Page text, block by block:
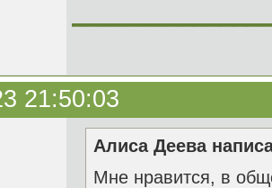
21:50:03
Алиса Деева
Мне нравится, в